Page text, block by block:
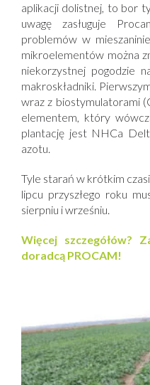
aplikacji dolistnej, to bor
uwagę zasługuje
problemów w
mikroelementów można
niekorzystnej pogodzie
makroskładniki.
wraz z biostymulatorami
elementem, który
plantację jest NHCa
azotu.
Tyle starań w krótkim
lipcu przyszłego roku
sierpniu i wrześniu.
Więcej szczegółów?
doradcą PROCAM!